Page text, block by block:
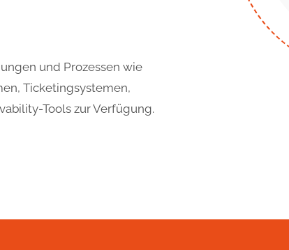
und Prozessen wie
Ticketingsystemen,
Tools zur Verfügung.